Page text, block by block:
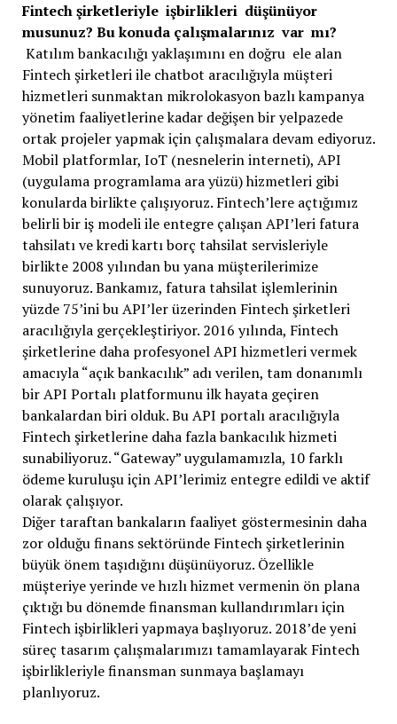
Fintech şirketleriyle işbirlikleri düşünüyor
musunuz? Bu konuda çalışmalarınız var mı?
Katılım bankacılığı yaklaşımını en doğru ele alan
Fintech şirketleri ile chatbot aracılığıyla müşteri
hizmetleri sunmaktan mikrolokasyon bazlı kampanya
yönetim faaliyetlerine kadar değişen bir yelpazede
ortak projeler yapmak için çalışmalara devam ediyoruz.
Mobil platformlar, IoT (nesnelerin interneti), API
(uygulama programlama ara yüzü) hizmetleri gibi
konularda birlikte çalışıyoruz. Fintech’lere açtığımız
belirli bir iş modeli ile entegre çalışan API’leri fatura
tahsilatı ve kredi kartı borç tahsilat servisleriyle
birlikte 2008 yılından bu yana müşterilerimize
sunuyoruz. Bankamız, fatura tahsilat işlemlerinin
yüzde 75’ini bu API’ler üzerinden Fintech şirketleri
aracılığıyla gerçekleştiriyor. 2016 yılında, Fintech
şirketlerine daha profesyonel API hizmetleri vermek
amacıyla “açık bankacılık” adı verilen, tam donanımlı
bir API Portalı platformunu ilk hayata geçiren
bankalardan biri olduk. Bu API portalı aracılığıyla
Fintech şirketlerine daha fazla bankacılık hizmeti
sunabiliyoruz. “Gateway” uygulamamızla, 10 farklı
ödeme kuruluşu için API’lerimiz entegre edildi ve aktif
olarak çalışıyor.
Diğer taraftan bankaların faaliyet göstermesinin daha
zor olduğu finans sektöründe Fintech şirketlerinin
büyük önem taşıdığını düşünüyoruz. Özellikle
müşteriye yerinde ve hızlı hizmet vermenin ön plana
çıktığı bu dönemde finansman kullandırımları için
Fintech işbirlikleri yapmaya başlıyoruz. 2018’de yeni
süreç tasarım çalışmalarımızı tamamlayarak Fintech
işbirlikleriyle finansman sunmaya başlamayı
planlıyoruz.